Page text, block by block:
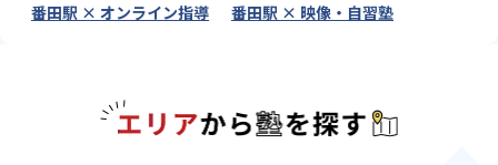
番田駅 × オンライン指導
番田駅 × 映像・自習塾